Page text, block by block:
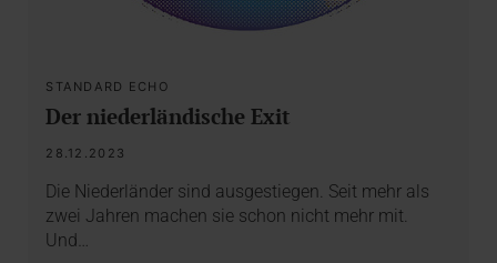
STANDARD ECHO
Der niederländische Exit
28.12.2023
Die Niederländer sind ausgestiegen. Seit mehr als
zwei Jahren machen sie schon nicht mehr mit.
Und…